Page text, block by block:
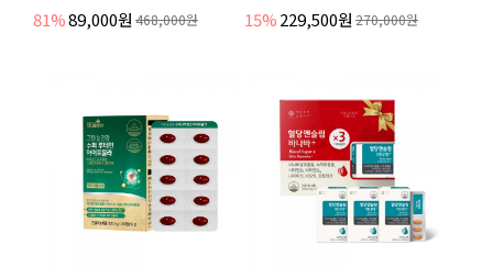
81%89,000원 468,000원 15%229,500원 270,000원